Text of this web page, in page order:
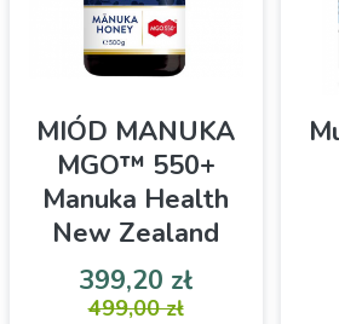
MIÓD MANUKA
MGO™ 550+
Manuka Health
New Zealand
500g
Manuka Health Miód
Cena
399,20 złCena
499,00 zł